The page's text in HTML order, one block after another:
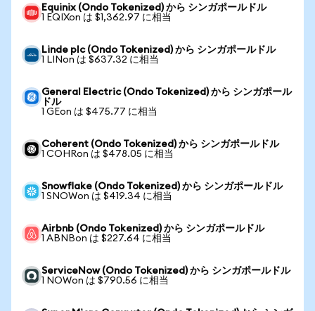
Equinix (Ondo Tokenized) から シンガポールドル
1 EQIXon は $1,362.97 に相当
Linde plc (Ondo Tokenized) から シンガポールドル
1 LINon は $637.32 に相当
General Electric (Ondo Tokenized) から シンガポール
ドル
1 GEon は $475.77 に相当
Coherent (Ondo Tokenized) から シンガポールドル
1 COHRon は $478.05 に相当
Snowflake (Ondo Tokenized) から シンガポールドル
1 SNOWon は $419.34 に相当
Airbnb (Ondo Tokenized) から シンガポールドル
1 ABNBon は $227.64 に相当
ServiceNow (Ondo Tokenized) から シンガポールドル
1 NOWon は $790.56 に相当